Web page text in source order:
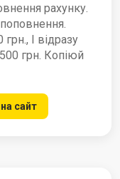
рахунку.
І відразу
грн. Копіюй
сайт